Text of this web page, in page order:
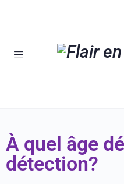
À quel âge
détection?